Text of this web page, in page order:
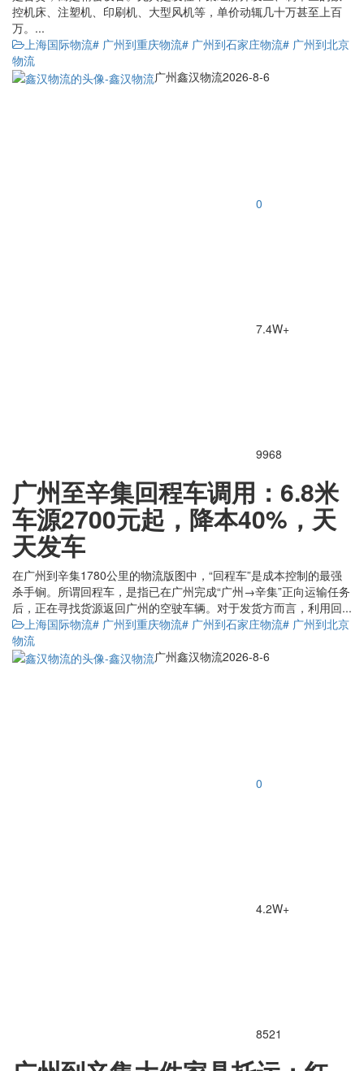
控机床、注塑机、印刷机、大型风机等，单价动辄几十万甚至上百
万。...
上海国际物流# 广州到重庆物流# 广州到石家庄物流# 广州到北京
物流
广州鑫汉物流2026-8-6
0
7.4W+
9968
广州至辛集回程车调用：6.8米
车源2700元起，降本40%，天
天发车
在广州到辛集1780公里的物流版图中，“回程车”是成本控制的最强
杀手锏。所谓回程车，是指已在广州完成“广州→辛集”正向运输任务
后，正在寻找货源返回广州的空驶车辆。对于发货方而言，利用回...
上海国际物流# 广州到重庆物流# 广州到石家庄物流# 广州到北京
物流
广州鑫汉物流2026-8-6
0
4.2W+
8521